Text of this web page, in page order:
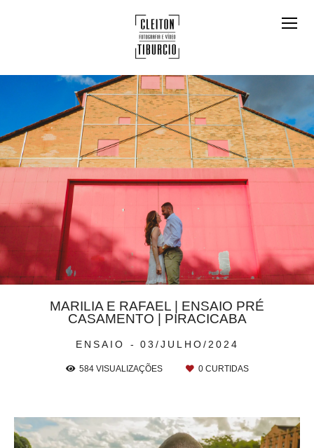
ENSAIO 03/JULHO/2024
MARILIA E RAFAEL | ENSAIO PRÉ
CASAMENTO | PIRACICABA
584VISUALIZAÇÕES 0CURTIDAS